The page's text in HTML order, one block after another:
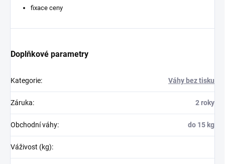
fixace ceny
Doplňkové parametry
Kategorie: Váhy bez tisku
Záruka: 2 roky
Obchodní váhy: do 15 kg
Váživost (kg):